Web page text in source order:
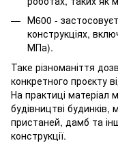
М600 -
конструкціях,
МПа).
Таке різноманіття
конкретного проєкту
На практиці матеріал
будівництві будинків,
пристаней, дамб та
конструкції.